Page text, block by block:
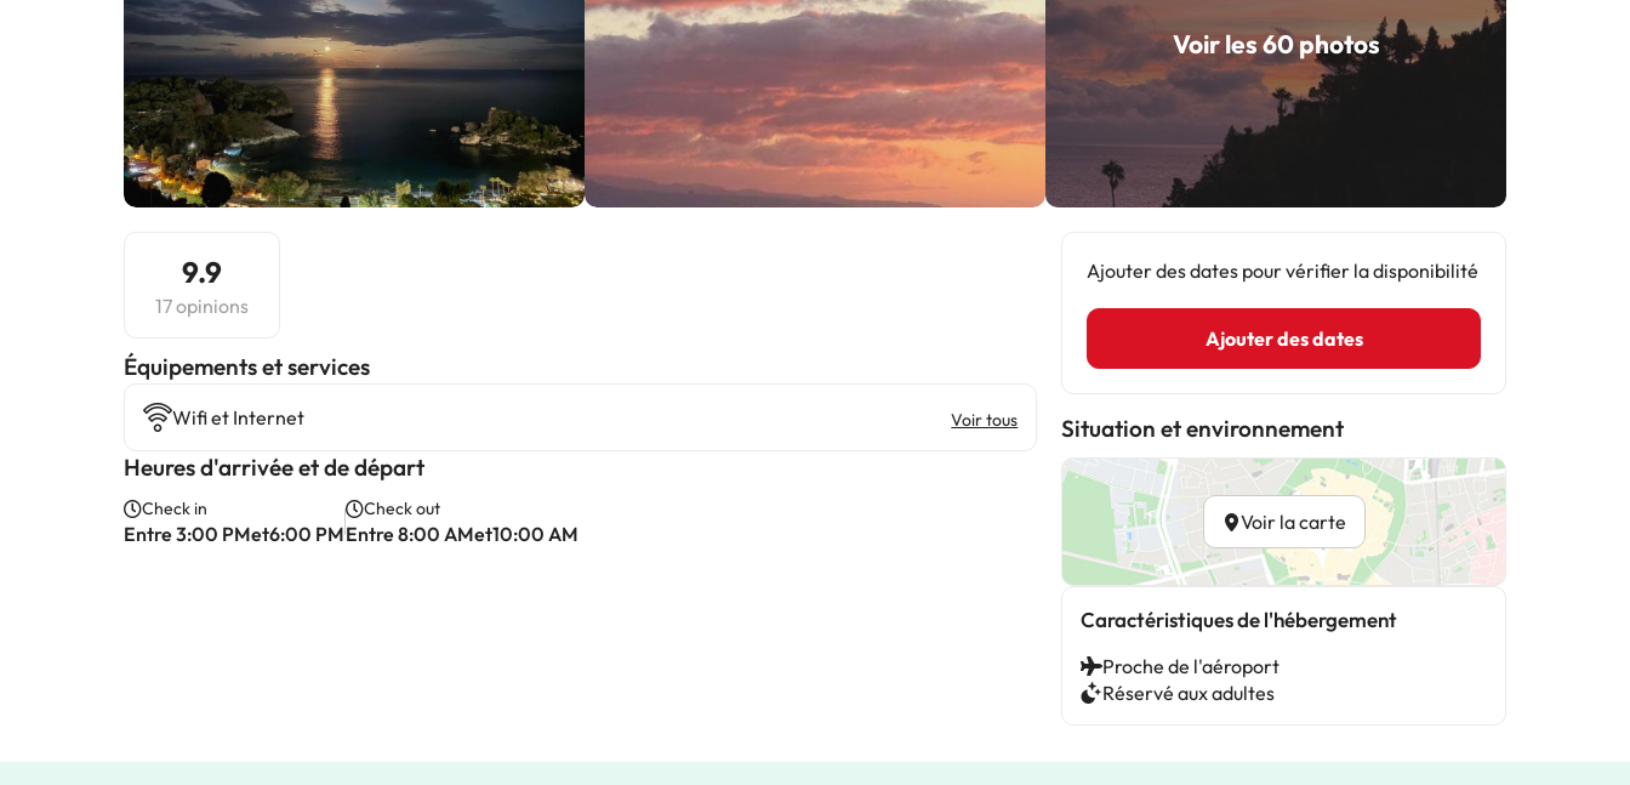
Voir les 60 photos
9.9
17 opinions
​Équipements et services
Wifi et Internet Voir tous
Heures d'arrivée et de départ
Check in
Entre 3:00 PMet6:00 PM
Check out
Entre 8:00 AMet10:00 AM
Ajouter des dates pour vérifier la disponibilité
Ajouter des dates
Situation et environnement
Voir la carte
Caractéristiques de l'hébergement
Proche de l'aéroport
Réservé aux adultes